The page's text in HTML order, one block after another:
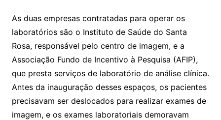
As duas empresas contratadas para operar os
laboratórios são o Instituto de Saúde do Santa
Rosa, responsável pelo centro de imagem, e a
Associação Fundo de Incentivo à Pesquisa (AFIP),
que presta serviços de laboratório de análise clínica.
Antes da inauguração desses espaços, os pacientes
precisavam ser deslocados para realizar exames de
imagem, e os exames laboratoriais demoravam